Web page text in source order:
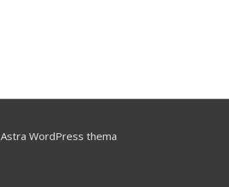
Astra WordPress thema